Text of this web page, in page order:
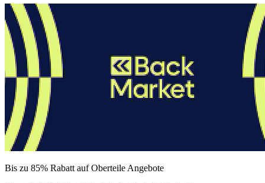
Bis zu 85% Rabatt auf Oberteile Angebote